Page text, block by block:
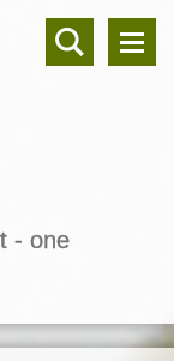
- one